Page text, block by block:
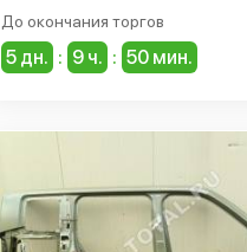
До окончания торгов
5 дн. : 9 ч. : 50 мин.